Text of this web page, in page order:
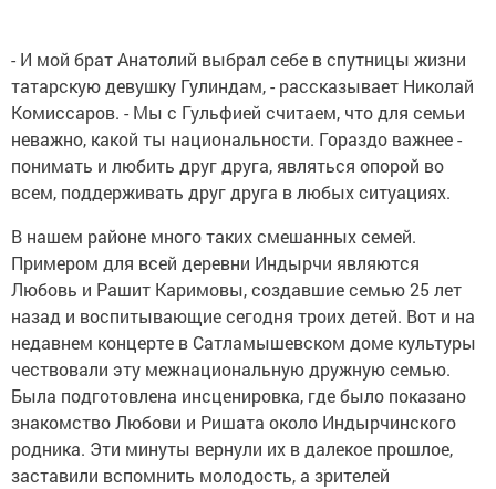
- И мой брат Анатолий выбрал себе в спутницы жизни
татарскую девушку Гулиндам, - рассказывает Николай
Комиссаров. - Мы с Гульфией считаем, что для семьи
неважно, какой ты национальности. Гораздо важнее -
понимать и любить друг друга, являться опорой во
всем, поддерживать друг друга в любых ситуациях.
В нашем районе много таких смешанных семей.
Примером для всей деревни Индырчи являются
Любовь и Рашит Каримовы, создавшие семью 25 лет
назад и воспитывающие сегодня троих детей. Вот и на
недавнем концерте в Сатламышевском доме культуры
чествовали эту межнациональную дружную семью.
Была подготовлена инсценировка, где было показано
знакомство Любови и Ришата около Индырчинского
родника. Эти минуты вернули их в далекое прошлое,
заставили вспомнить молодость, а зрителей